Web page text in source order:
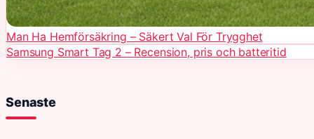
Man Ha Hemförsäkring – Säkert Val För Trygghet
Samsung Smart Tag 2 – Recension, pris och batteritid
Senaste